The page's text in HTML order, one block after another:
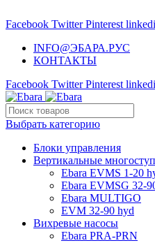
Facebook Twitter Pinterest
INFO@ЭБАРА.РУС
КОНТАКТЫ
Facebook Twitter Pinterest
Выбрать категорию
Блоки управления
Вертикальные
Ebara EVMS 1-20
Ebara EVMSG 32-
Ebara MULTIGO
EVM 32-90 hyd
Вихревые насосы
Ebara PRA-PRN